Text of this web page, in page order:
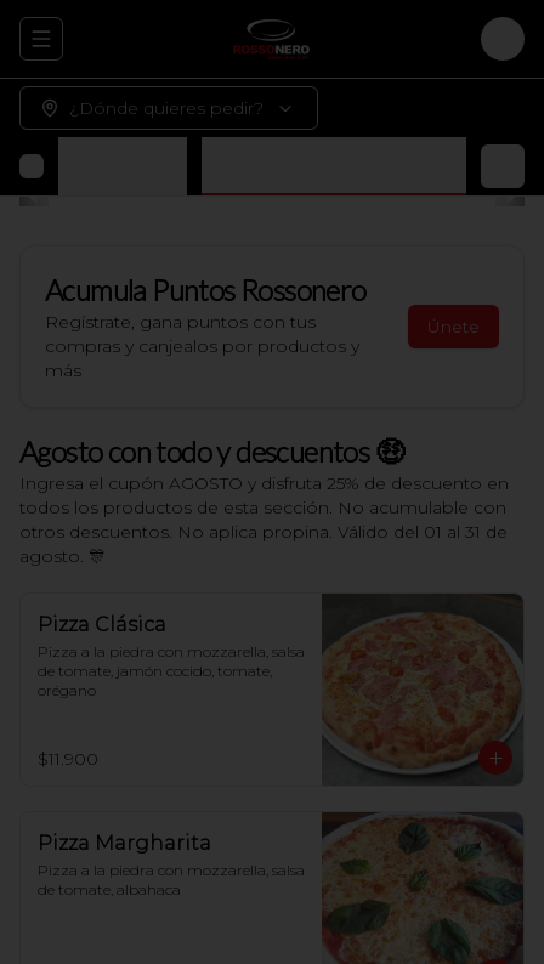
Abrir menu de navegación
¿Dónde quieres pedir?
en casa)
Acumula Puntos Rossonero
Regístrate, gana puntos con tus
compras y canjealos por productos y
más
Únete
Agosto con todo y descuentos 🤑
Ingresa el cupón AGOSTO y disfruta 25% de descuento en
todos los productos de esta sección. No acumulable con
otros descuentos. No aplica propina. Válido del 01 al 31 de
agosto. 🎊
Pizza Clásica
Pizza a la piedra con mozzarella, salsa
de tomate, jamón cocido, tomate,
orégano
$11.900
Pizza Margharita
Pizza a la piedra con mozzarella, salsa
de tomate, albahaca